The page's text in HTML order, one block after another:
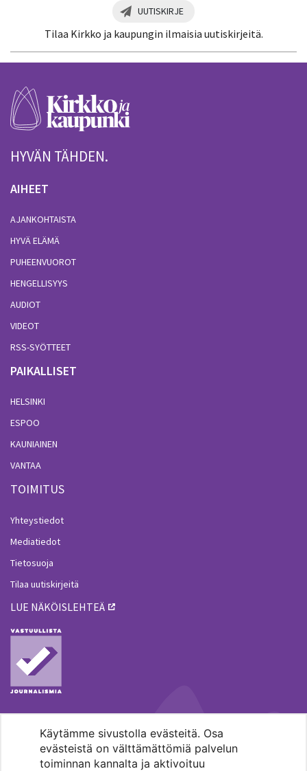
Käytämme sivustolla evästeitä. Osa
evästeistä on välttämättömiä palvelun
toiminnan kannalta ja aktivoituu
UUTISKIRJE
Tilaa Kirkko ja kaupungin ilmaisia uutiskirjeitä.
HYVÄN TÄHDEN.
AIHEET
AJANKOHTAISTA
HYVÄ ELÄMÄ
PUHEENVUOROT
HENGELLISYYS
AUDIOT
VIDEOT
RSS-SYÖTTEET
PAIKALLISET
HELSINKI
ESPOO
KAUNIAINEN
VANTAA
TOIMITUS
Yhteystiedot
Mediatiedot
Tietosuoja
Tilaa uutiskirjeitä
LUE NÄKÖISLEHTEÄ
MENOHAKU